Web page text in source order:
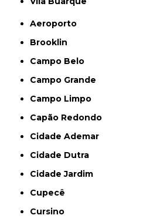
Aeroporto
Brooklin
Campo Belo
Campo Grande
Campo Limpo
Capão Redondo
Cidade Ademar
Cidade Dutra
Cidade Jardim
Cupecê
Cursino